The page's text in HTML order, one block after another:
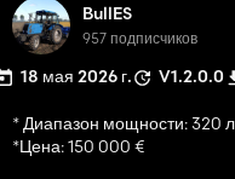
BullES
957 подписчиков
18 мая 2026 г. V1.2.0.0
* Диапазон мощности: 320
*Цена: 150 000 €